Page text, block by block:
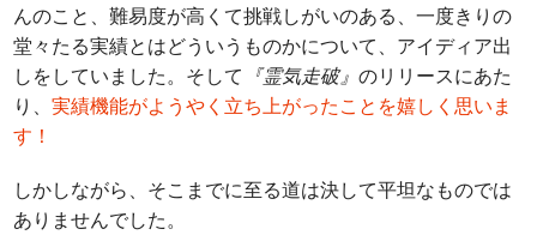
んのこと、難易度が高くて挑戦しがいのある、一度きりの
堂々たる実績とはどういうものかについて、アイディア出
しをしていました。そして 『霊気走破』のリリースにあた
り、実績機能がようやく立ち上がったことを嬉しく思いま
す！
しかしながら、そこまでに至る道は決して平坦なものでは
ありませんでした。